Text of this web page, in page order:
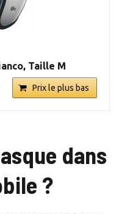
Taille M
Prix le plus bas
dans
?